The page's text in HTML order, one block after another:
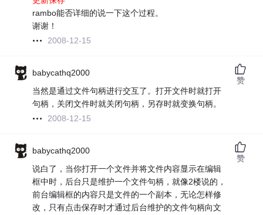
rambo能否详细的说一下这个过程。
谢谢！
2008-12-15
babycathq2000
当然是通过文件句柄进行交互了。打开文件时就打开
句柄，关闭文件时就关闭句柄，另存时就变换句柄。
2008-12-15
赞
babycathq2000
说白了，当你打开一个文件并将文件内容显示在编辑
框中时，后台只是维护一个文件句柄，就像2楼说的，
前台编辑框的内容只是文件的一个副本，无论怎样修
改，只有点击保存时才通过后台维护的文件句柄向文
赞